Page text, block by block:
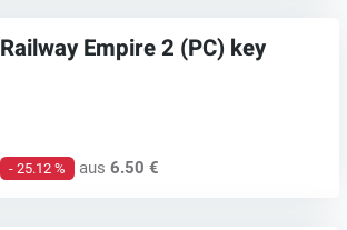
Railway Empire 2 (PC) key
- 25.12 % aus6.50 €